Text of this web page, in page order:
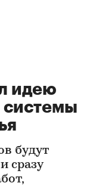
идею
системы
будут
сразу